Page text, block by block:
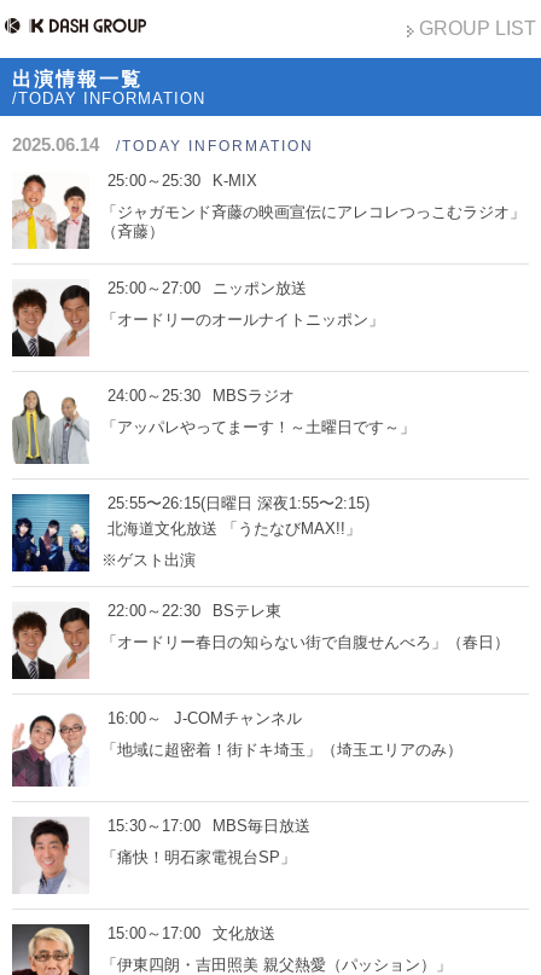
GROUP LIST
出演情報一覧
/TODAY INFORMATION
2025.06.14 /TODAY INFORMATION
25:00～25:30
K-MIX
「ジャガモンド斉藤の映画宣伝にアレコレつっこむラジオ」
（斉藤）
25:00～27:00
ニッポン放送
「オードリーのオールナイトニッポン」
24:00～25:30
MBSラジオ
「アッパレやってまーす！～土曜日です～」
25:55〜26:15(日曜日 深夜1:55〜2:15)
北海道文化放送 「うたなびMAX!!」
※ゲスト出演
22:00～22:30
BSテレ東
「オードリー春日の知らない街で自腹せんべろ」（春日）
16:00～
J-COMチャンネル
「地域に超密着！街ドキ埼玉」（埼玉エリアのみ）
15:30～17:00
MBS毎日放送
「痛快！明石家電視台SP」
15:00～17:00
文化放送
「伊東四朗・吉田照美 親父熱愛（パッション）」